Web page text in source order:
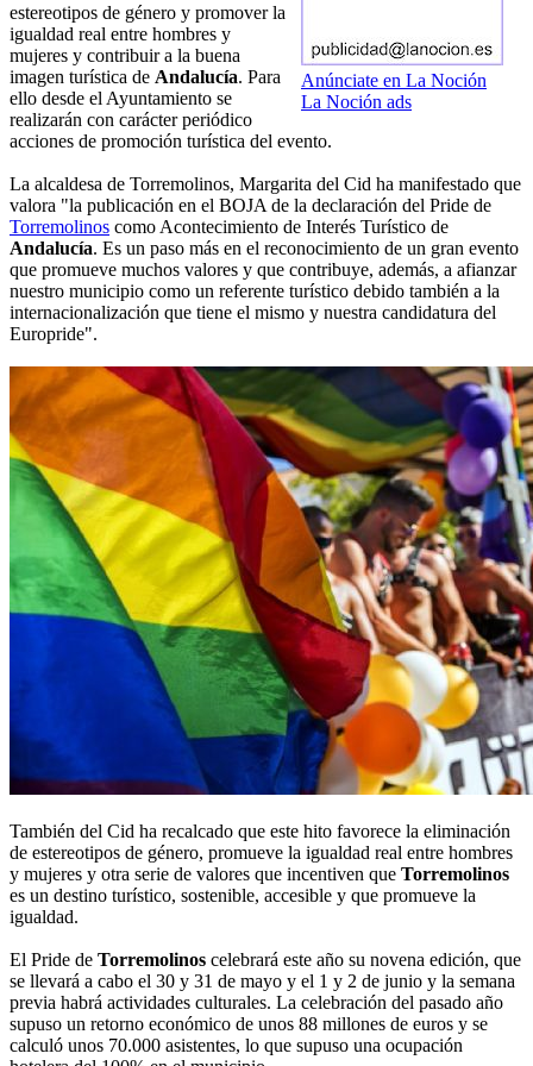
Anúnciate en La Noción
La Noción ads
estereotipos de género y promover la
igualdad real entre hombres y
mujeres y contribuir a la buena
imagen turística de Andalucía. Para
ello desde el Ayuntamiento se
realizarán con carácter periódico
acciones de promoción turística del evento.
La alcaldesa de Torremolinos, Margarita del Cid ha manifestado que
valora "la publicación en el BOJA de la declaración del Pride de
Torremolinos como Acontecimiento de Interés Turístico de
Andalucía. Es un paso más en el reconocimiento de un gran evento
que promueve muchos valores y que contribuye, además, a afianzar
nuestro municipio como un referente turístico debido también a la
internacionalización que tiene el mismo y nuestra candidatura del
Europride".
También del Cid ha recalcado que este hito favorece la eliminación
de estereotipos de género, promueve la igualdad real entre hombres
y mujeres y otra serie de valores que incentiven que Torremolinos
es un destino turístico, sostenible, accesible y que promueve la
igualdad.
El Pride de Torremolinos celebrará este año su novena edición, que
se llevará a cabo el 30 y 31 de mayo y el 1 y 2 de junio y la semana
previa habrá actividades culturales. La celebración del pasado año
supuso un retorno económico de unos 88 millones de euros y se
calculó unos 70.000 asistentes, lo que supuso una ocupación